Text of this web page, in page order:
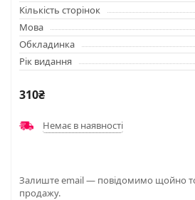
Кількість сторінок
Мова
Обкладинка
Рік видання
310₴
Немає в наявності
Залиште email — повідомимо щойно
продажу.